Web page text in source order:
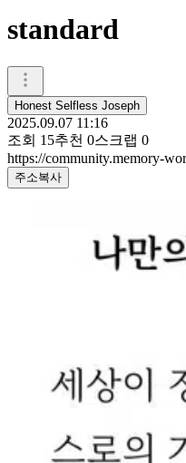
standard
Honest Selfless Joseph
2025.09.07 11:16
조회 15추천 0스크랩 0
https://community.memory-
주소복사